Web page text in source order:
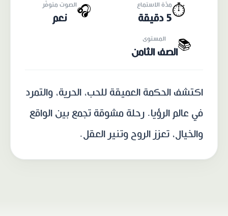
⏱️مدّة الاستماع
5 دقيقة
🎧الصوت متوفّر
نعم
📚 المستوى
الصف الثامن
اكتشف الحكمة العميقة للحب، الحرية، والتمرد
في عالم الرؤيا. رحلة مشوقة تجمع بين الواقع
والخيال، تعزز الروح وتنير العقل.